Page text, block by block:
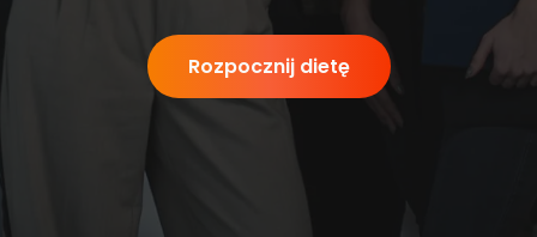
Rozpocznij dietę